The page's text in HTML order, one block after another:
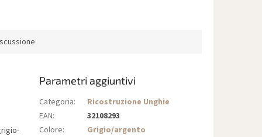
Parametri aggiuntivi
Categoria:
Ricostruzione Unghie
EAN:
32108293
Colore: Grigio/argento